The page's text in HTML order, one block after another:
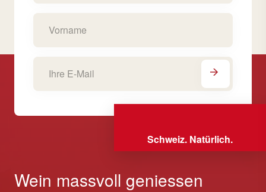
Schweiz. Natürlich.
Wein massvoll geniessen